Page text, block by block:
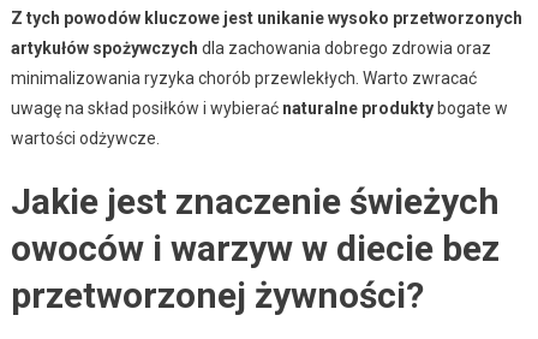
Z tych powodów kluczowe jest unikanie wysoko przetworzonych
artykułów spożywczych dla zachowania dobrego zdrowia oraz
minimalizowania ryzyka chorób przewlekłych. Warto zwracać
uwagę na skład posiłków i wybierać naturalne produktybogate w
wartości odżywcze.
Jakie jest znaczenie świeżych
owoców i warzyw w diecie bez
przetworzonej żywności?